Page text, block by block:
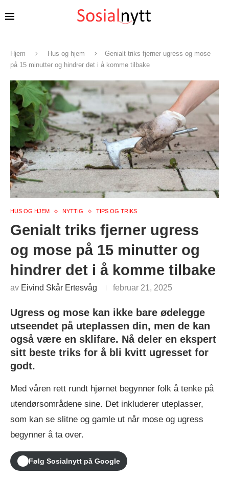
Hjem Hus og hjem
Genialt triks fjerner ugress og mose
på 15 minutter og hindrer det i å komme tilbake
HUS OG HJEM NYTTIG TIPS OG TRIKS
Genialt triks fjerner ugress
og mose på 15 minutter og
hindrer det i å komme tilbake
av Eivind Skår Ertesvåg februar 21, 2025
Ugress og mose kan ikke bare ødelegge
utseendet på uteplassen din, men de kan
også være en sklifare. Nå deler en ekspert
sitt beste triks for å bli kvitt ugresset for
godt.
Med våren rett rundt hjørnet begynner folk å tenke på
utendørsområdene sine. Det inkluderer uteplasser,
som kan se slitne og gamle ut når mose og ugress
begynner å ta over.
Følg Sosialnytt på Google